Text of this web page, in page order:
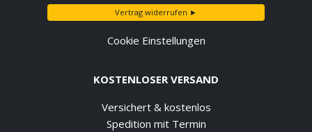
Vertrag widerrufen ►
Cookie Einstellungen
KOSTENLOSER VERSAND
Versichert & kostenlos
Spedition mit Termin